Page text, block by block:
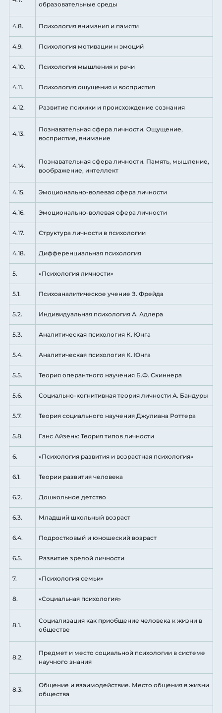
образовательные среды
4.8. Психология внимания и памяти
4.9. Психология мотивации н эмоций
4.10. Психология мышления и речи
4.11. Психология ощущения и восприятия
4.12. Развитие психики и происхождение сознания
4.13.
Познавательная сфера личности. Ощущение,
восприятие, внимание
4.14.
Познавательная сфера личности. Память, мышление,
воображение, интеллект
4.15. Эмоционально-волевая сфера личности
4.16. Эмоционально-волевая сфера личности
4.17. Структура личности в психологии
4.18. Дифференциальная психология
5. «Психология личности»
5.1. Психоаналитическое учение З. Фрейда
5.2. Индивидуальная психология А. Адлера
5.3. Аналитическая психология К. Юнга
5.4. Аналитическая психология К. Юнга
5.5. Теория оперантного научения Б.Ф. Скиннера
5.6. Социально-когнитивная теория личности А. Бандуры
5.7. Теория социального научения Джулиана Роттера
5.8. Ганс Айзенк: Теория типов личности
6. «Психология развития и возрастная психология»
6.1. Теории развития человека
6.2. Дошкольное детство
6.3. Младший школьный возраст
6.4. Подростковый и юношеский возраст
6.5. Развитие зрелой личности
7. «Психология семьи»
8. «Социальная психология»
8.1.
Социализация как приобщение человека к жизни в
обществе
8.2.
Предмет и место социальной психологии в системе
научного знания
8.3.
Общение и взаимодействие. Место общения в жизни
общества